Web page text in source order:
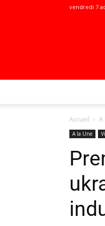
vendredi 7
Accueil A
A la Une